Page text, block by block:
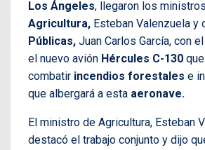
Los Ángeles, llegaron los
Agricultura, Esteban Valenzuela y
Públicas, Juan Carlos García, con
el nuevo avión Hércules C-130
combatir incendios forestales e
que albergará a esta aeronave.
El ministro de Agricultura, Esteban
destacó el trabajo conjunto y dijo